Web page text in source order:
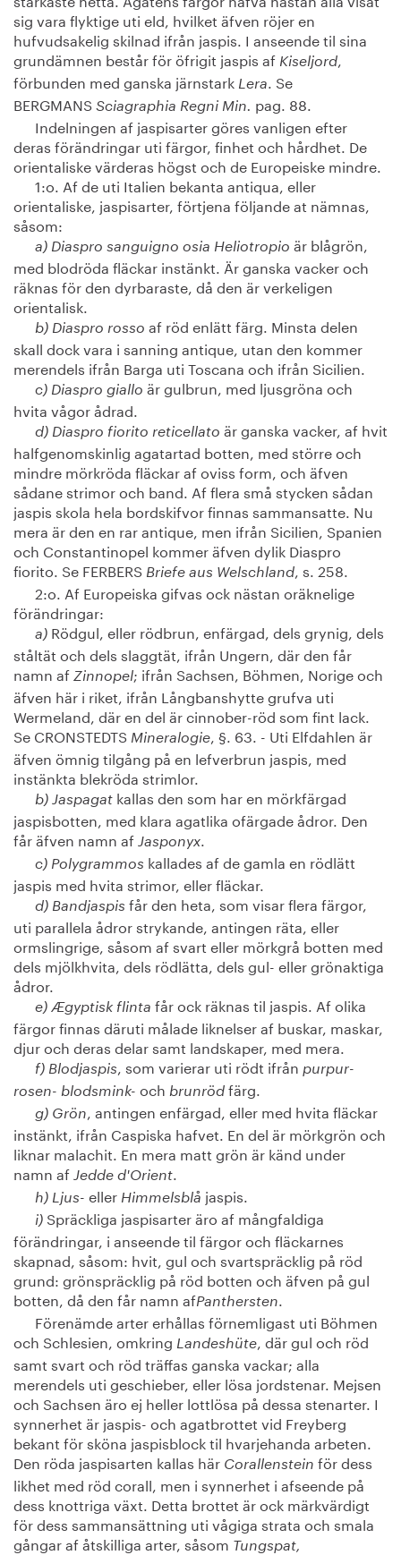
sig vara flyktige uti eld, hvilket äfven röjer en
hufvudsakelig skilnad ifrån jaspis. I anseende til sina
grundämnen består för öfrigit jaspis af Kiseljord,
förbunden med ganska järnstark Lera. Se
BERGMANS Sciagraphia Regni Min. pag. 88.
Indelningen af jaspisarter göres vanligen efter
deras förändringar uti färgor, finhet och hårdhet. De
orientaliske värderas högst och de Europeiske mindre.
1:o. Af de uti Italien bekanta antiqua, eller
orientaliske, jaspisarter, förtjena följande at nämnas,
såsom:
a) Diaspro sanguigno osia Heliotropio är blågrön,
med blodröda fläckar instänkt. Är ganska vacker och
räknas för den dyrbaraste, då den är verkeligen
orientalisk.
b) Diaspro rosso af röd enlätt färg. Minsta delen
skall dock vara i sanning antique, utan den kommer
merendels ifrån Barga uti Toscana och ifrån Sicilien.
c) Diaspro giallo är gulbrun, med ljusgröna och
hvita vågor ådrad.
d) Diaspro fiorito reticellato är ganska vacker, af hvit
halfgenomskinlig agatartad botten, med större och
mindre mörkröda fläckar af oviss form, och äfven
sådane strimor och band. Af flera små stycken sådan
jaspis skola hela bordskifvor finnas sammansatte. Nu
mera är den en rar antique, men ifrån Sicilien, Spanien
och Constantinopel kommer äfven dylik Diaspro
fiorito. Se FERBERS Briefe aus Welschland, s. 258.
2:o. Af Europeiska gifvas ock nästan oräknelige
förändringar:
a) Rödgul, eller rödbrun, enfärgad, dels grynig, dels
ståltät och dels slaggtät, ifrån Ungern, där den får
namn af Zinnopel; ifrån Sachsen, Böhmen, Norige och
äfven här i riket, ifrån Långbanshytte grufva uti
Wermeland, där en del är cinnober-röd som fint lack.
Se CRONSTEDTS Mineralogie, §. 63. - Uti Elfdahlen är
äfven ömnig tilgång på en lefverbrun jaspis, med
instänkta blekröda strimlor.
b) Jaspagat kallas den som har en mörkfärgad
jaspisbotten, med klara agatlika ofärgade ådror. Den
får äfven namn af Jasponyx.
c) Polygrammos kallades af de gamla en rödlätt
jaspis med hvita strimor, eller fläckar.
d) Bandjaspis får den heta, som visar flera färgor,
uti parallela ådror strykande, antingen räta, eller
ormslingrige, såsom af svart eller mörkgrå botten med
dels mjölkhvita, dels rödlätta, dels gul- eller grönaktiga
ådror.
e) Ægyptisk flinta får ock räknas til jaspis. Af olika
färgor finnas däruti målade liknelser af buskar, maskar,
djur och deras delar samt landskaper, med mera.
f) Blodjaspis, som varierar uti rödt ifrån purpur-
rosen- blodsmink- och brunröd färg.
g) Grön, antingen enfärgad, eller med hvita fläckar
instänkt, ifrån Caspiska hafvet. En del är mörkgrön och
liknar malachit. En mera matt grön är känd under
namn af Jedde d'Orient.
h) Ljus- eller Himmelsblå jaspis.
i) Spräckliga jaspisarter äro af mångfaldiga
förändringar, i anseende til färgor och fläckarnes
skapnad, såsom: hvit, gul och svartspräcklig på röd
grund: grönspräcklig på röd botten och äfven på gul
botten, då den får namn afPanthersten.
Förenämde arter erhållas förnemligast uti Böhmen
och Schlesien, omkring Landeshüte, där gul och röd
samt svart och röd träffas ganska vackar; alla
merendels uti geschieber, eller lösa jordstenar. Mejsen
och Sachsen äro ej heller lottlösa på dessa stenarter. I
synnerhet är jaspis- och agatbrottet vid Freyberg
bekant för sköna jaspisblock til hvarjehanda arbeten.
Den röda jaspisarten kallas här Corallenstein för dess
likhet med röd corall, men i synnerhet i afseende på
dess knottriga växt. Detta brottet är ock märkvärdigt
för dess sammansättning uti vågiga strata och smala
gångar af åtskilliga arter, såsom Tungspat,